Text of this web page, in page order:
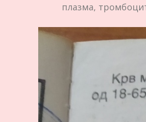
плазма,